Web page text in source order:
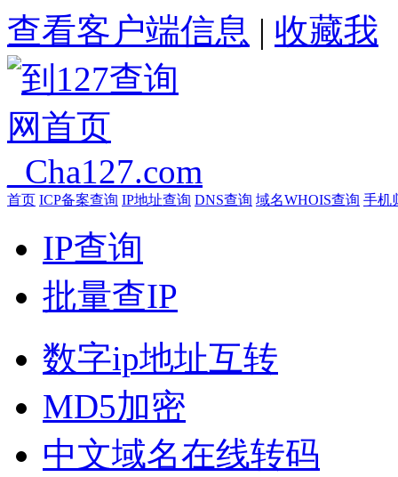
查看客户端信息 | 收藏我
首页 ICP备案查询 IP地址查询 DNS查询 域名WHOIS查询 手机
IP查询
批量查IP
数字ip地址互转
MD5加密
中文域名在线转码